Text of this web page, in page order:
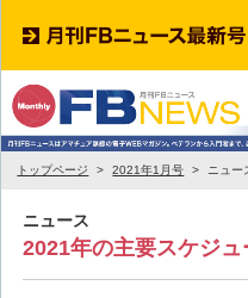
トップページ 2021年1月号 ニュー
ニュース
2021年の主要スケジ